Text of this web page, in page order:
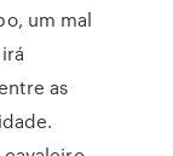
um mal
as